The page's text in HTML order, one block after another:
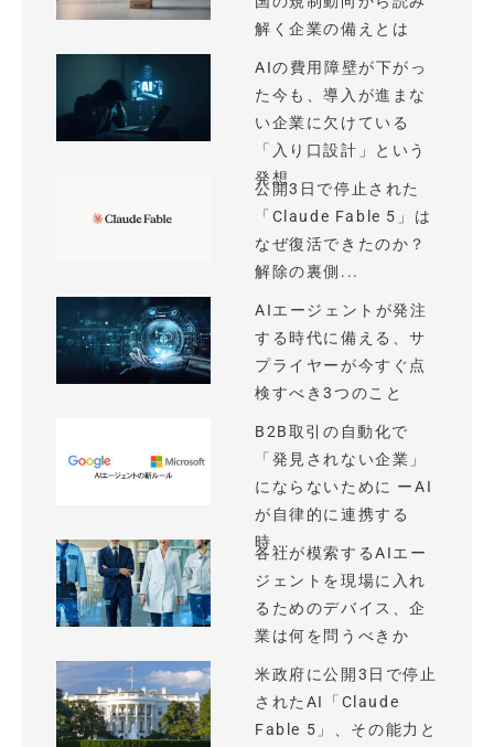
解く企業の備えとは
AIの費用障壁が下がっ
た今も、導入が進まな
い企業に欠けている
「入り口設計」という
発想
公開3日で停止された
「Claude Fable 5」は
なぜ復活できたのか？
解除の裏側...
AIエージェントが発注
する時代に備える、サ
プライヤーが今すぐ点
検すべき3つのこと
B2B取引の自動化で
「発見されない企業」
にならないために ーAI
が自律的に連携する
時...
各社が模索するAIエー
ジェントを現場に入れ
るためのデバイス、企
業は何を問うべきか
米政府に公開3日で停止
されたAI「Claude
Fable 5」、その能力と